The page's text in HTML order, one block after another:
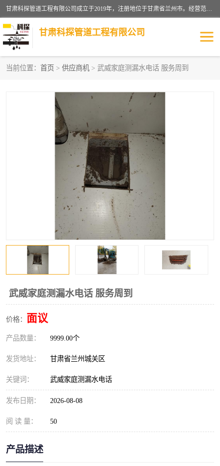
甘肃科探管道工程有限公司成立于2019年，注册地位于甘肃省兰州市。经营范围包括管道安装、清洗、疏通、维修、检测，防水工程，工程钻孔，化粪池清理，暖气安装，给排水管道安装维修，室内外管道如消防、供水、供热管道漏水检测定位，室内外防水堵漏等。
甘肃科探管道工程有限公司
当前位置： 首页 > 供应商机 > 武威家庭测漏水电话 服务周到
武威家庭测漏水电话 服务周到
价格： 面议
产品数量： 9999.00个
发货地址： 甘肃省兰州城关区
关键词： 武威家庭测漏水电话
发布日期： 2026-08-08
阅 读 量： 50
产品描述
漏水检查维修 消防管道漏水
供热管道漏水 排水管道漏水
自来水管漏水 管道疏通
高压车疏通清淤